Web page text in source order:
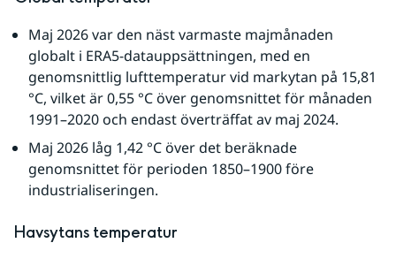
Maj 2026 var den näst varmaste majmånaden
globalt i ERA5-datauppsättningen, med en
genomsnittlig lufttemperatur vid markytan på 15,81
°C, vilket är 0,55 °C över genomsnittet för månaden
1991–2020 och endast överträffat av maj 2024.
Maj 2026 låg 1,42 °C över det beräknade
genomsnittet för perioden 1850–1900 före
industrialiseringen.
Havsytans temperatur